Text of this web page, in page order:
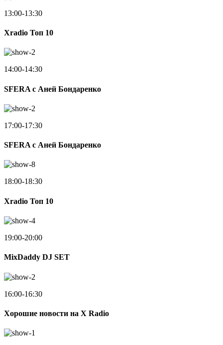
13:00-13:30
Xradio Топ 10
14:00-14:30
SFERA с Аней Бондаренко
17:00-17:30
SFERA с Аней Бондаренко
18:00-18:30
Xradio Топ 10
19:00-20:00
MixDaddy DJ SET
16:00-16:30
Хорошие новости на X Radio